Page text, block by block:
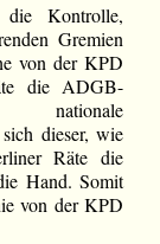
die Kontrolle,
Gremien
von der KPD
die ADGB-
nationale
dieser, wie
Räte die
Hand. Somit
von der KPD